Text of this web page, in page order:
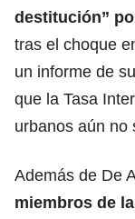
destitución”
tras el choque
un informe de
que la Tasa
urbanos aún no
Además de De
miembros de